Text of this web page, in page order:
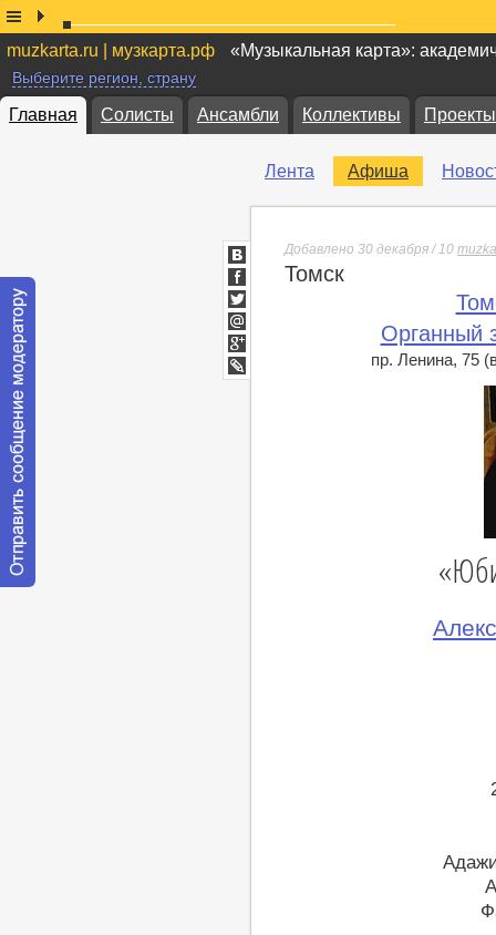
muzkarta.ru | музкарта.рф «Музыкальная карта»:
Выберите регион, страну
Главная Солисты Ансамбли Коллективы Проекты
Лента Афиша
Добавлено 30 декабря / 10
Томск
Органный
пр. Ленина, 75
ВКонтакте
Facebook
Twitter
Мой
Мир
Google+
lj